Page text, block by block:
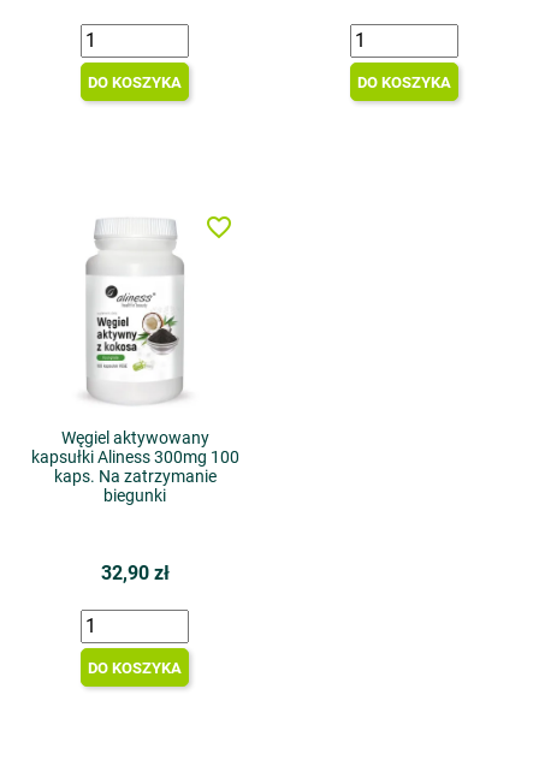
DO KOSZYKA DO KOSZYKA
Węgiel aktywowany
kapsułki Aliness 300mg 100
kaps. Na zatrzymanie
biegunki
32,90 zł
DO KOSZYKA
favorite_border